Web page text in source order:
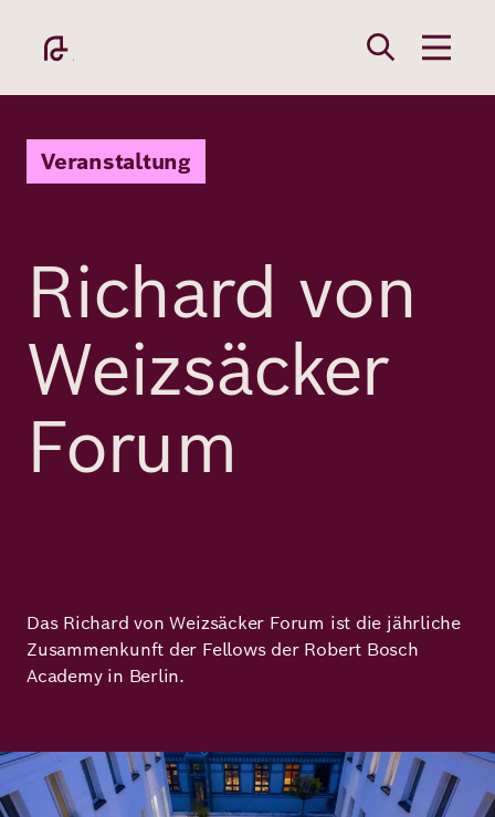
Inhalt
Academy
Fellowship
Fellows
Weizsäcker
Forum
Veranstaltung
Richard von
Weizsäcker
Forum
Das Richard von Weizsäcker Forum ist die jährliche
Zusammenkunft der Fellows der Robert Bosch
Academy in Berlin.
Bild